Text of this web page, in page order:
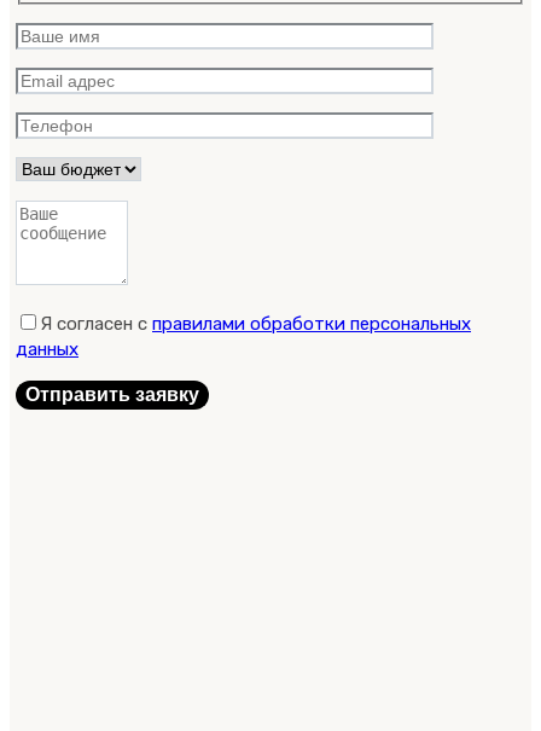
Я согласен с правилами обработки персональных
данных